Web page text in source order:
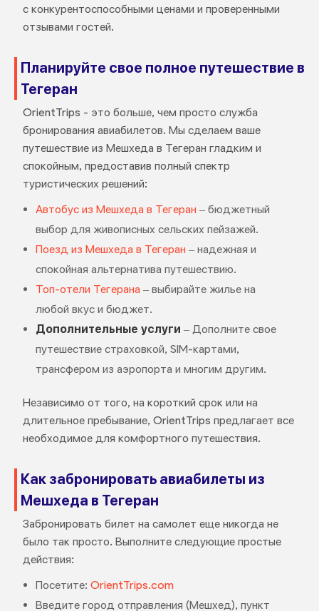
с конкурентоспособными ценами и проверенными
отзывами гостей.
Планируйте свое полное путешествие в
Тегеран
OrientTrips - это больше, чем просто служба
бронирования авиабилетов. Мы сделаем ваше
путешествие из Мешхеда в Тегеран гладким и
спокойным, предоставив полный спектр
туристических решений:
Автобус из Мешхеда в Тегеран – бюджетный
выбор для живописных сельских пейзажей.
Поезд из Мешхеда в Тегеран – надежная и
спокойная альтернатива путешествию.
Топ-отели Тегерана – выбирайте жилье на
любой вкус и бюджет.
Дополнительные услуги – Дополните свое
путешествие страховкой, SIM-картами,
трансфером из аэропорта и многим другим.
Независимо от того, на короткий срок или на
длительное пребывание, OrientTrips предлагает все
необходимое для комфортного путешествия.
Как забронировать авиабилеты из
Мешхеда в Тегеран
Забронировать билет на самолет еще никогда не
было так просто. Выполните следующие простые
действия:
Посетите: OrientTrips.com
Введите город отправления (Мешхед), пункт